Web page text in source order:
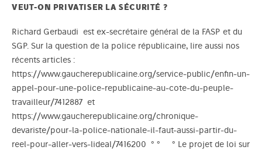
VEUT-ON PRIVATISER LA SÉCURITÉ ?
Richard Gerbaudi est ex-secrétaire général de la FASP et du
SGP. Sur la question de la police républicaine, lire aussi nos
récents articles :
https://www.gaucherepublicaine.org/service-public/enfin-un-
appel-pour-une-police-republicaine-au-cote-du-peuple-
travailleur/7412887 et
https://www.gaucherepublicaine.org/chronique-
devariste/pour-la-police-nationale-il-faut-aussi-partir-du-
reel-pour-aller-vers-lideal/7416200 ° ° ° Le projet de loi sur